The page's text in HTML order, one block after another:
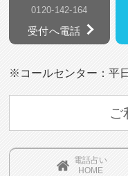
0120-142-164
受付へ電話
※コールセンター：平
ご
電話占い
HOME